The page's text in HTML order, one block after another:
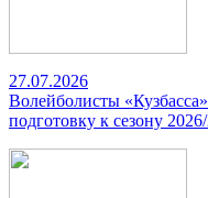
27.07.2026
Волейболисты
подготовку к сезону